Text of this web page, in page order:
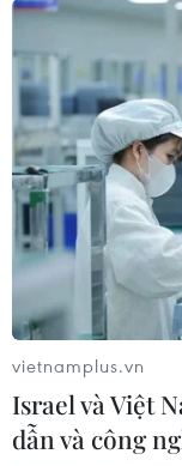
vietnamplus.vn
Israel và Việt
dẫn và công